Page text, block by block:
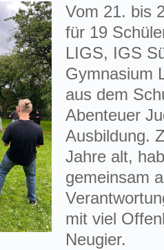
Vom 21. bis
für 19
LIGS, IGS
Gymnasium
aus dem
Abenteuer
Ausbildung.
Jahre alt,
gemeinsam
mit viel
Neugier.